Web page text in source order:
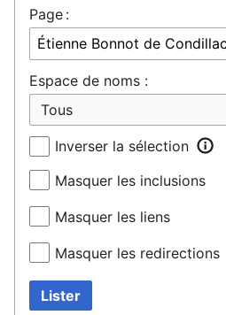
Page :
Espace de noms :
Inverser la sélection
Masquer les inclusions
Masquer les liens
Masquer les redirections
Lister